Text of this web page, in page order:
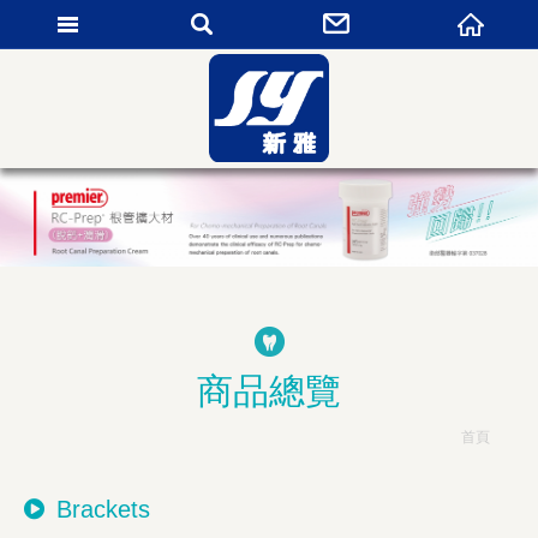
商品總覽
首頁
Brackets